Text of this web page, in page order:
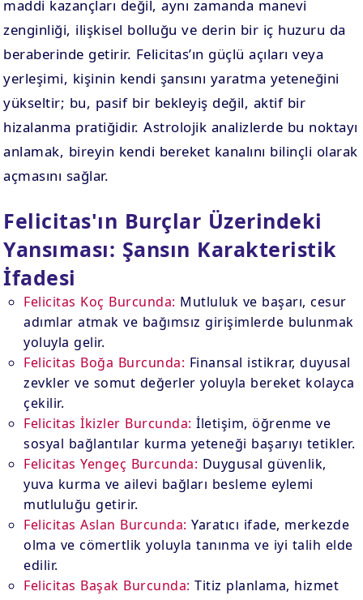
maddi kazançları değil, aynı zamanda manevi
zenginliği, ilişkisel bolluğu ve derin bir iç huzuru da
beraberinde getirir. Felicitas’ın güçlü açıları veya
yerleşimi, kişinin kendi şansını yaratma yeteneğini
yükseltir; bu, pasif bir bekleyiş değil, aktif bir
hizalanma pratiğidir. Astrolojik analizlerde bu noktayı
anlamak, bireyin kendi bereket kanalını bilinçli olarak
açmasını sağlar.
Felicitas'ın Burçlar Üzerindeki
Yansıması: Şansın Karakteristik
İfadesi
Felicitas Koç Burcunda: Mutluluk ve başarı, cesur
adımlar atmak ve bağımsız girişimlerde bulunmak
yoluyla gelir.
Felicitas Boğa Burcunda: Finansal istikrar, duyusal
zevkler ve somut değerler yoluyla bereket kolayca
çekilir.
Felicitas İkizler Burcunda: İletişim, öğrenme ve
sosyal bağlantılar kurma yeteneği başarıyı tetikler.
Felicitas Yengeç Burcunda: Duygusal güvenlik,
yuva kurma ve ailevi bağları besleme eylemi
mutluluğu getirir.
Felicitas Aslan Burcunda: Yaratıcı ifade, merkezde
olma ve cömertlik yoluyla tanınma ve iyi talih elde
edilir.
Felicitas Başak Burcunda: Titiz planlama, hizmet